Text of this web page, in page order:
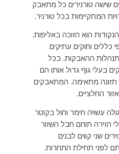
שישה טורנירים כל מתאבק
המתקיימות בכל טורניר.
הוא הזוכה באליפות.
וחוקים עתיקים
ההאבקות. בכל
בעלי גוף גדול אותו הם
מתאימה. המתאבקים
החלציים.
עשויה חימר וחול בקוטר
את שולי הזירה תוחם חבל השזור
שני קווים לבנים
לפני תחילת התחרות.